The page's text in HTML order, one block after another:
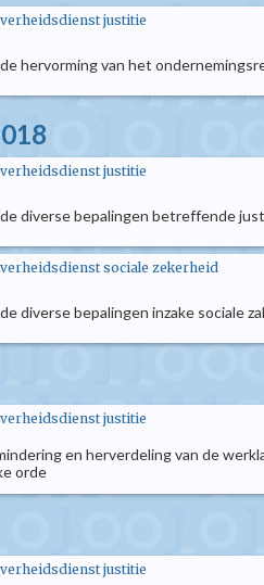
justitie
hervorming van het
justitie
diverse bepalingen betreffende
sociale zekerheid
diverse bepalingen inzake sociale
justitie
en herverdeling van de
orde
justitie